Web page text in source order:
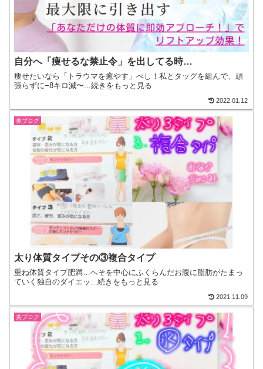
自分へ「痩せるな禁止令」を出してる時…
痩せたいなら「トラウマを癒やす」べし！私とタッグを組んで、頑
張らずに−8キロ減〜...続きをもっと見る
2022.01.12
美ブログ
太り体質タイプその③複合タイプ
重ね体質タイプ肥満…へそを中心にふくらんだお腹に脂肪がたまっ
ていく独自のダイエッ...続きをもっと見る
2021.11.09
美ブログ